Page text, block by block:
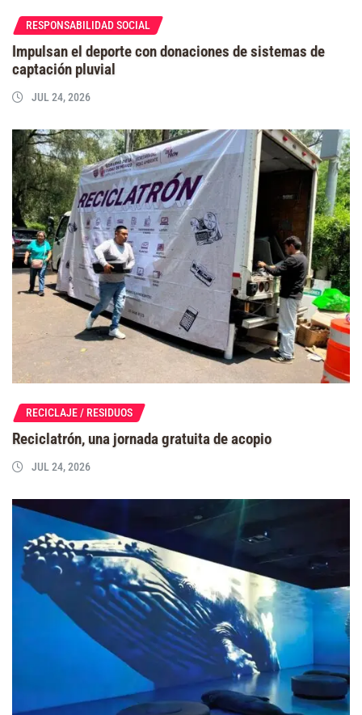
RESPONSABILIDAD SOCIAL
Impulsan el deporte con donaciones de sistemas de
captación pluvial
JUL 24, 2026
RECICLAJE / RESIDUOS
Reciclatrón, una jornada gratuita de acopio
JUL 24, 2026